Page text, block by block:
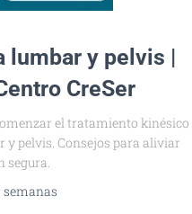
lumbar y pelvis |
CreSer
el tratamiento kinésico
y pelvis. Consejos para aliviar
segura.
semanas